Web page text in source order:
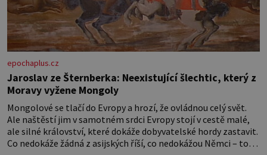
epochaplus.cz
Jaroslav ze Šternberka: Neexistující šlechtic, který z
Moravy vyžene Mongoly
Mongolové se tlačí do Evropy a hrozí, že ovládnou celý svět.
Ale naštěstí jim v samotném srdci Evropy stojí v cestě malé,
ale silné království, které dokáže dobyvatelské hordy zastavit.
Co nedokáže žádná z asijských říší, co nedokážou Němci – to